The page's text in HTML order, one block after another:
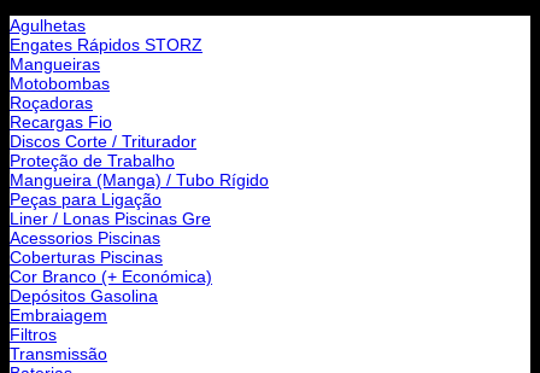
Agulhetas
Engates Rápidos STORZ
Mangueiras
Motobombas
Roçadoras
Recargas Fio
Discos Corte / Triturador
Proteção de Trabalho
Mangueira (Manga) / Tubo Rígido
Peças para Ligação
Liner / Lonas Piscinas Gre
Acessorios Piscinas
Coberturas Piscinas
Cor Branco (+ Económica)
Depósitos Gasolina
Embraiagem
Filtros
Transmissão